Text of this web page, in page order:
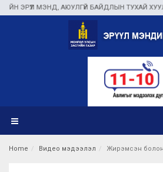
МЭНД, АЮУЛГҮЙ БАЙДЛЫН ТУХАЙ
Home Видео мэдээлэл Жирэмсэн болон